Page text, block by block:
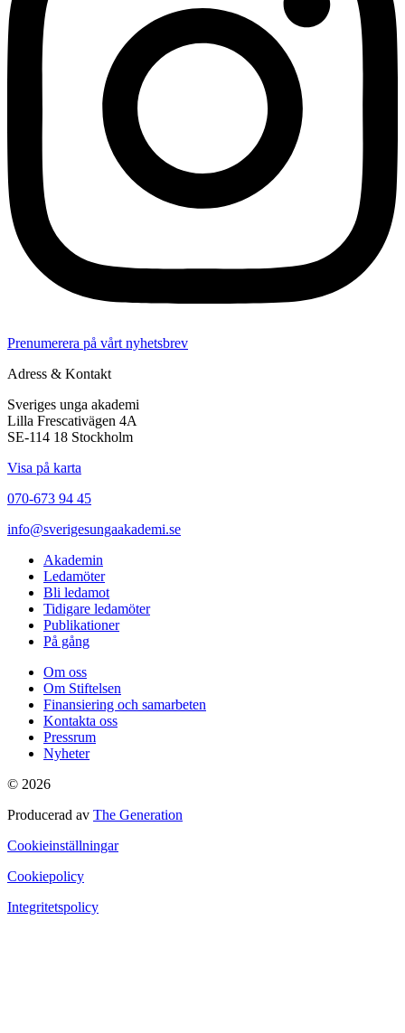
Prenumerera på vårt nyhetsbrev
Adress & Kontakt
Sveriges unga akademi
Lilla Frescativägen 4A
SE-114 18 Stockholm
Visa på karta
070-673 94 45
info@sverigesungaakademi.se
Akademin
Ledamöter
Bli ledamot
Tidigare ledamöter
Publikationer
På gång
Om oss
Om Stiftelsen
Finansiering och samarbeten
Kontakta oss
Pressrum
Nyheter
© 2026
Producerad av The Generation
Cookieinställningar
Cookiepolicy
Integritetspolicy